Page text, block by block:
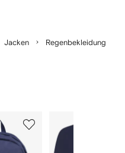
Jacken Regenbekleidung
von
12